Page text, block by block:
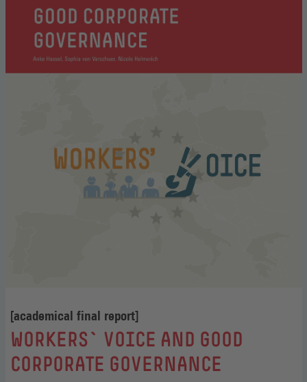
[academical final report]
:
WORKERS` VOICE AND GOOD
CORPORATE GOVERNANCE